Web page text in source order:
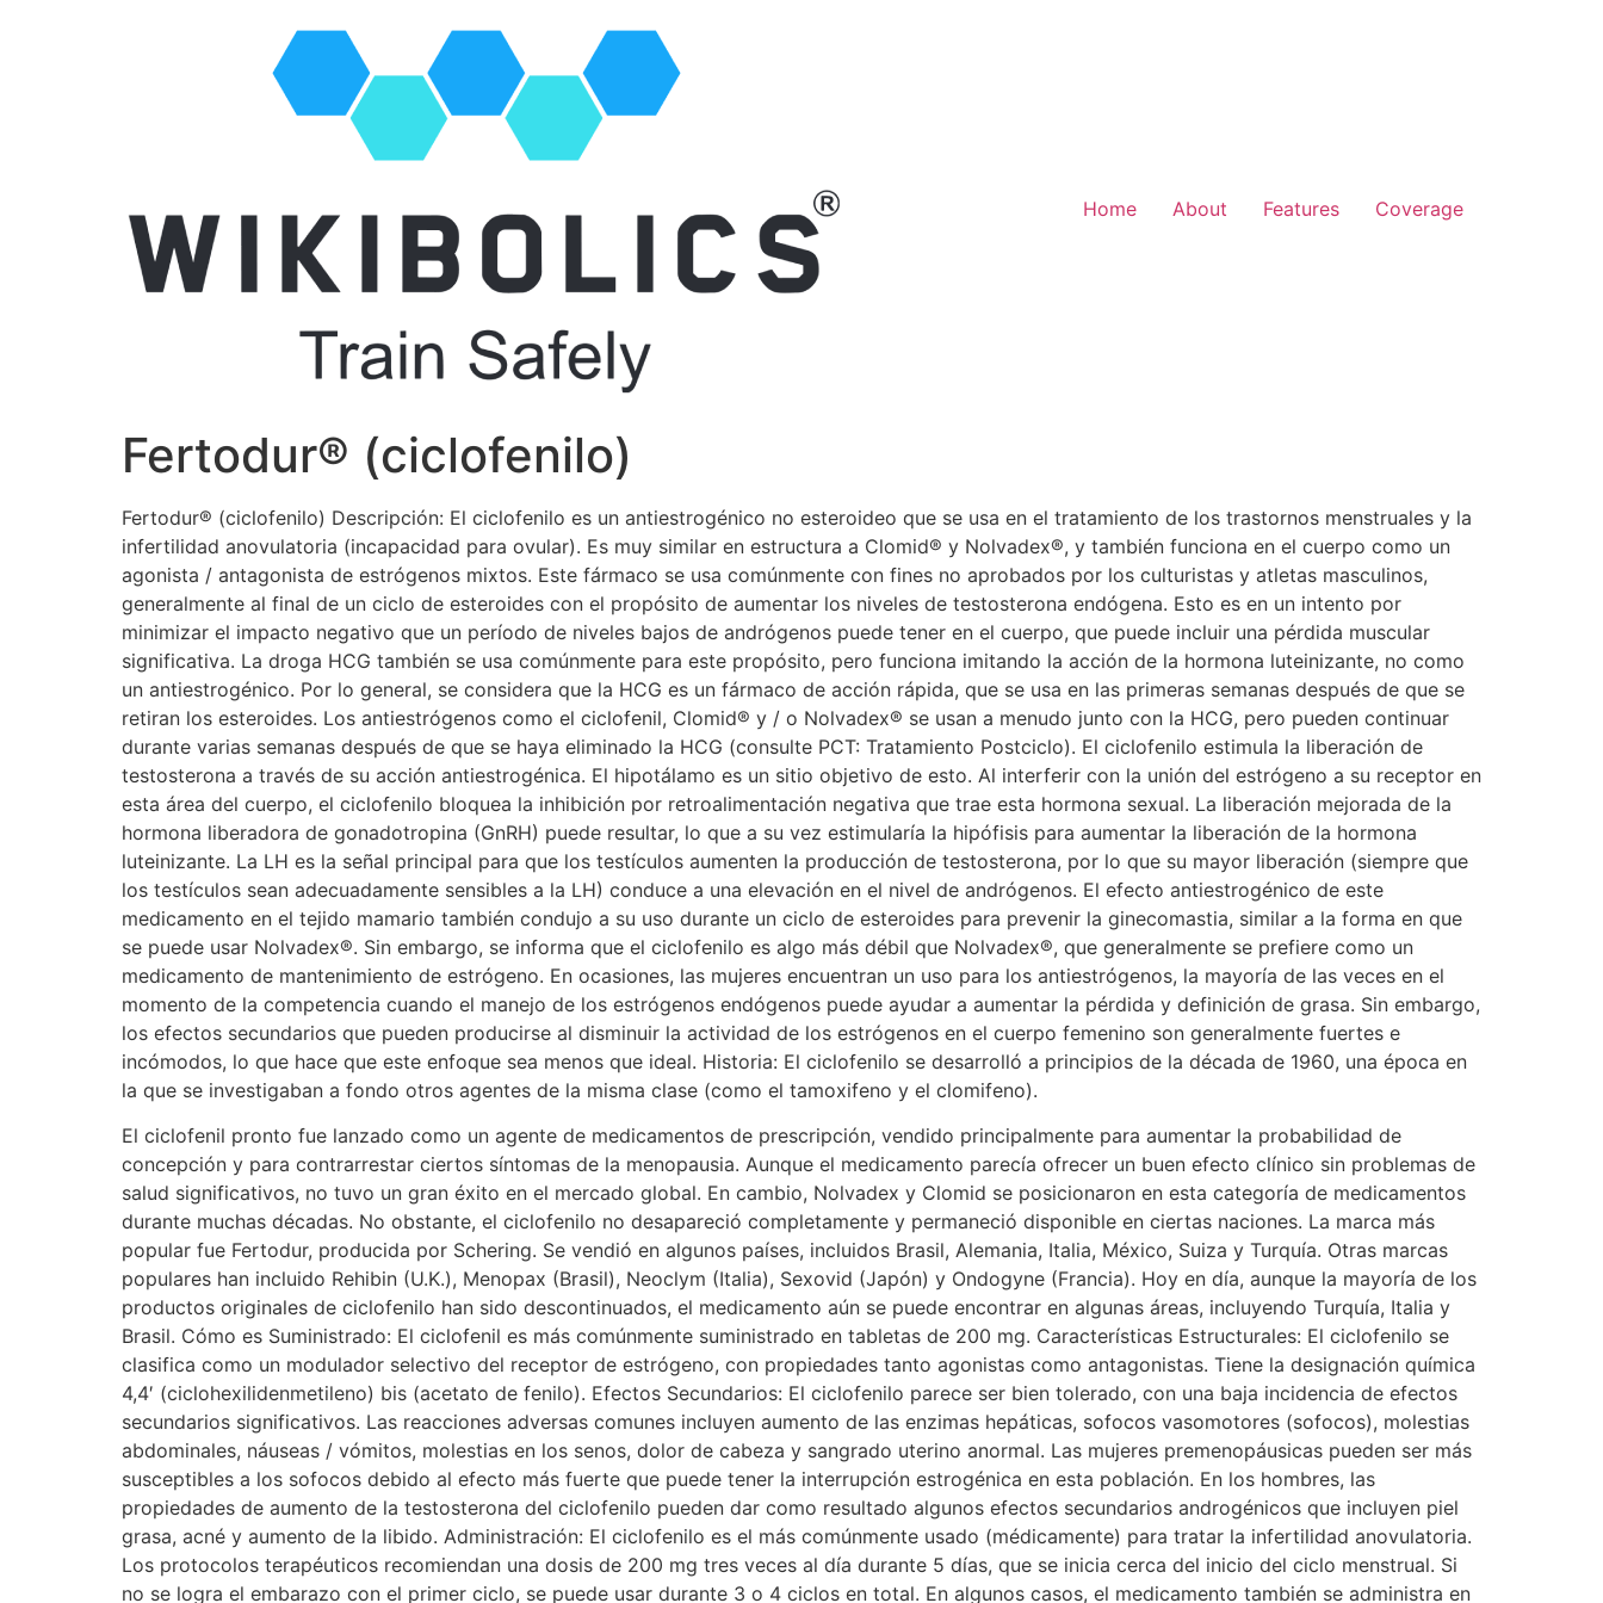
Home About Features Coverage
Fertodur® (ciclofenilo)
Fertodur® (ciclofenilo) Descripción: El ciclofenilo es un antiestrogénico no esteroideo que se usa en el tratamiento de los trastornos menstruales y la
infertilidad anovulatoria (incapacidad para ovular). Es muy similar en estructura a Clomid® y Nolvadex®, y también funciona en el cuerpo como un
agonista / antagonista de estrógenos mixtos. Este fármaco se usa comúnmente con fines no aprobados por los culturistas y atletas masculinos,
generalmente al final de un ciclo de esteroides con el propósito de aumentar los niveles de testosterona endógena. Esto es en un intento por
minimizar el impacto negativo que un período de niveles bajos de andrógenos puede tener en el cuerpo, que puede incluir una pérdida muscular
significativa. La droga HCG también se usa comúnmente para este propósito, pero funciona imitando la acción de la hormona luteinizante, no como
un antiestrogénico. Por lo general, se considera que la HCG es un fármaco de acción rápida, que se usa en las primeras semanas después de que se
retiran los esteroides. Los antiestrógenos como el ciclofenil, Clomid® y / o Nolvadex® se usan a menudo junto con la HCG, pero pueden continuar
durante varias semanas después de que se haya eliminado la HCG (consulte PCT: Tratamiento Postciclo). El ciclofenilo estimula la liberación de
testosterona a través de su acción antiestrogénica. El hipotálamo es un sitio objetivo de esto. Al interferir con la unión del estrógeno a su receptor en
esta área del cuerpo, el ciclofenilo bloquea la inhibición por retroalimentación negativa que trae esta hormona sexual. La liberación mejorada de la
hormona liberadora de gonadotropina (GnRH) puede resultar, lo que a su vez estimularía la hipófisis para aumentar la liberación de la hormona
luteinizante. La LH es la señal principal para que los testículos aumenten la producción de testosterona, por lo que su mayor liberación (siempre que
los testículos sean adecuadamente sensibles a la LH) conduce a una elevación en el nivel de andrógenos. El efecto antiestrogénico de este
medicamento en el tejido mamario también condujo a su uso durante un ciclo de esteroides para prevenir la ginecomastia, similar a la forma en que
se puede usar Nolvadex®. Sin embargo, se informa que el ciclofenilo es algo más débil que Nolvadex®, que generalmente se prefiere como un
medicamento de mantenimiento de estrógeno. En ocasiones, las mujeres encuentran un uso para los antiestrógenos, la mayoría de las veces en el
momento de la competencia cuando el manejo de los estrógenos endógenos puede ayudar a aumentar la pérdida y definición de grasa. Sin embargo,
los efectos secundarios que pueden producirse al disminuir la actividad de los estrógenos en el cuerpo femenino son generalmente fuertes e
incómodos, lo que hace que este enfoque sea menos que ideal. Historia: El ciclofenilo se desarrolló a principios de la década de 1960, una época en
la que se investigaban a fondo otros agentes de la misma clase (como el tamoxifeno y el clomifeno).
El ciclofenil pronto fue lanzado como un agente de medicamentos de prescripción, vendido principalmente para aumentar la probabilidad de
concepción y para contrarrestar ciertos síntomas de la menopausia. Aunque el medicamento parecía ofrecer un buen efecto clínico sin problemas de
salud significativos, no tuvo un gran éxito en el mercado global. En cambio, Nolvadex y Clomid se posicionaron en esta categoría de medicamentos
durante muchas décadas. No obstante, el ciclofenilo no desapareció completamente y permaneció disponible en ciertas naciones. La marca más
popular fue Fertodur, producida por Schering. Se vendió en algunos países, incluidos Brasil, Alemania, Italia, México, Suiza y Turquía. Otras marcas
populares han incluido Rehibin (U.K.), Menopax (Brasil), Neoclym (Italia), Sexovid (Japón) y Ondogyne (Francia). Hoy en día, aunque la mayoría de los
productos originales de ciclofenilo han sido descontinuados, el medicamento aún se puede encontrar en algunas áreas, incluyendo Turquía, Italia y
Brasil. Cómo es Suministrado: El ciclofenil es más comúnmente suministrado en tabletas de 200 mg. Características Estructurales: El ciclofenilo se
clasifica como un modulador selectivo del receptor de estrógeno, con propiedades tanto agonistas como antagonistas. Tiene la designación química
4,4′ (ciclohexilidenmetileno) bis (acetato de fenilo). Efectos Secundarios: El ciclofenilo parece ser bien tolerado, con una baja incidencia de efectos
secundarios significativos. Las reacciones adversas comunes incluyen aumento de las enzimas hepáticas, sofocos vasomotores (sofocos), molestias
abdominales, náuseas / vómitos, molestias en los senos, dolor de cabeza y sangrado uterino anormal. Las mujeres premenopáusicas pueden ser más
susceptibles a los sofocos debido al efecto más fuerte que puede tener la interrupción estrogénica en esta población. En los hombres, las
propiedades de aumento de la testosterona del ciclofenilo pueden dar como resultado algunos efectos secundarios androgénicos que incluyen piel
grasa, acné y aumento de la libido. Administración: El ciclofenilo es el más comúnmente usado (médicamente) para tratar la infertilidad anovulatoria.
Los protocolos terapéuticos recomiendan una dosis de 200 mg tres veces al día durante 5 días, que se inicia cerca del inicio del ciclo menstrual. Si
no se logra el embarazo con el primer ciclo, se puede usar durante 3 o 4 ciclos en total. En algunos casos, el medicamento también se administra en